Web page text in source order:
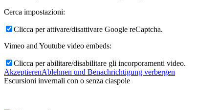
Cerca impostazioni:
Clicca per attivare/disattivare Google reCaptcha.
Vimeo and Youtube video embeds:
Clicca per abilitare/disabilitare gli incorporamenti video.
AkzeptierenAblehnen und Benachrichtigung verbergen
Escursioni invernali con o senza ciaspole